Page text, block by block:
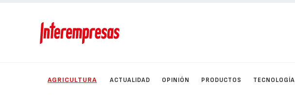
AGRICULTURA ACTUALIDAD OPINIÓN PRODUCTOS TECNOLOGÍA